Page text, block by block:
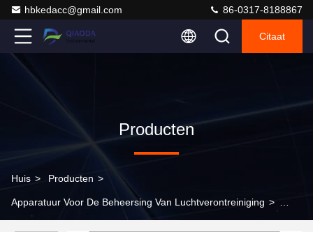
hbkedacc@gmail.com 86-0317-8188867
Citaat
Producten
Huis > Producten >
Apparatuur Voor De Beheersing Van Luchtverontreiniging >